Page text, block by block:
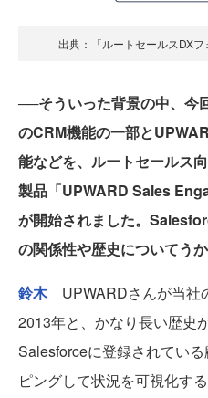
出典：「ルートセールスDX
──そういった背景の中、今
のCRM機能の一部と
能などを、ルートセールス
製品「UPWARD Sales
が開始されました。
の関係性や歴史についてうか
鈴木 UPWARDさんが当社
2013年と、かなり長い歴史
Salesforceに登録されてい
ピングして状況を可視化す